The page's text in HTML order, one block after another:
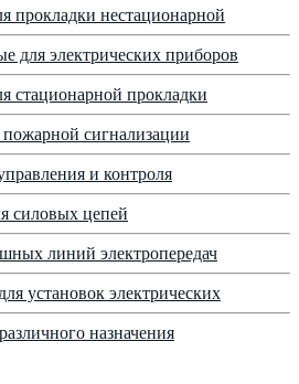
прокладки нестационарной
для электрических приборов
стационарной прокладки
сигнализации
и контроля
силовых цепей
линий электропередач
установок электрических
назначения